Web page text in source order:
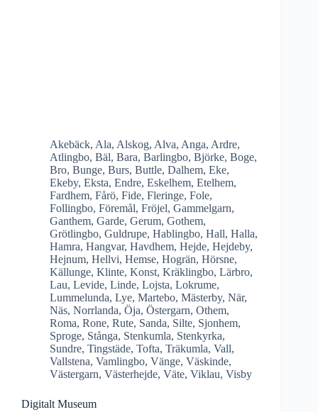
Akebäck, Ala, Alskog, Alva, Anga, Ardre,
Atlingbo, Bäl, Bara, Barlingbo, Björke, Boge,
Bro, Bunge, Burs, Buttle, Dalhem, Eke,
Ekeby, Eksta, Endre, Eskelhem, Etelhem,
Fardhem, Fårö, Fide, Fleringe, Fole,
Follingbo, Föremål, Fröjel, Gammelgarn,
Ganthem, Garde, Gerum, Gothem,
Grötlingbo, Guldrupe, Hablingbo, Hall, Halla,
Hamra, Hangvar, Havdhem, Hejde, Hejdeby,
Hejnum, Hellvi, Hemse, Hogrän, Hörsne,
Källunge, Klinte, Konst, Kräklingbo, Lärbro,
Lau, Levide, Linde, Lojsta, Lokrume,
Lummelunda, Lye, Martebo, Mästerby, När,
Näs, Norrlanda, Öja, Östergarn, Othem,
Roma, Rone, Rute, Sanda, Silte, Sjonhem,
Sproge, Stånga, Stenkumla, Stenkyrka,
Sundre, Tingstäde, Tofta, Träkumla, Vall,
Vallstena, Vamlingbo, Vänge, Väskinde,
Västergarn, Västerhejde, Väte, Viklau, Visby
Digitalt Museum